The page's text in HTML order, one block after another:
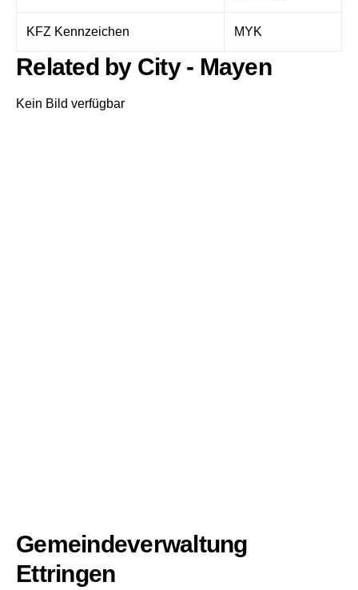
KFZ Kennzeichen MYK
Related by City - Mayen
Kein Bild verfügbar
Gemeindeverwaltung
Ettringen